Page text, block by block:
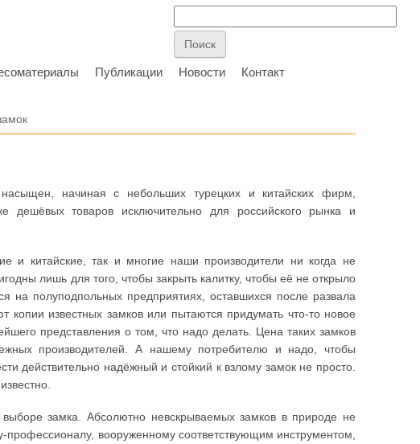
Публикации Новости Контакт
начиная с небольших турецких и китайских фирм,
дешёвых товаров исключительно для российского рынка и
и китайские, так и многие наши производители ни когда не
лишь для того, чтобы закрыть калитку, чтобы её не открыло
на полуподпольных предприятиях, оставшихся после развала
копии известных замков или пытаются придумать что-то новое
представления о том, что надо делать. Цена таких замков
производителей. А нашему потребителю и надо, чтобы
действительно надёжный и стойкий к взлому замок не просто.
замка. Абсолютно невскрываемых замков в природе не
вооруженному соответствующим инструментом,